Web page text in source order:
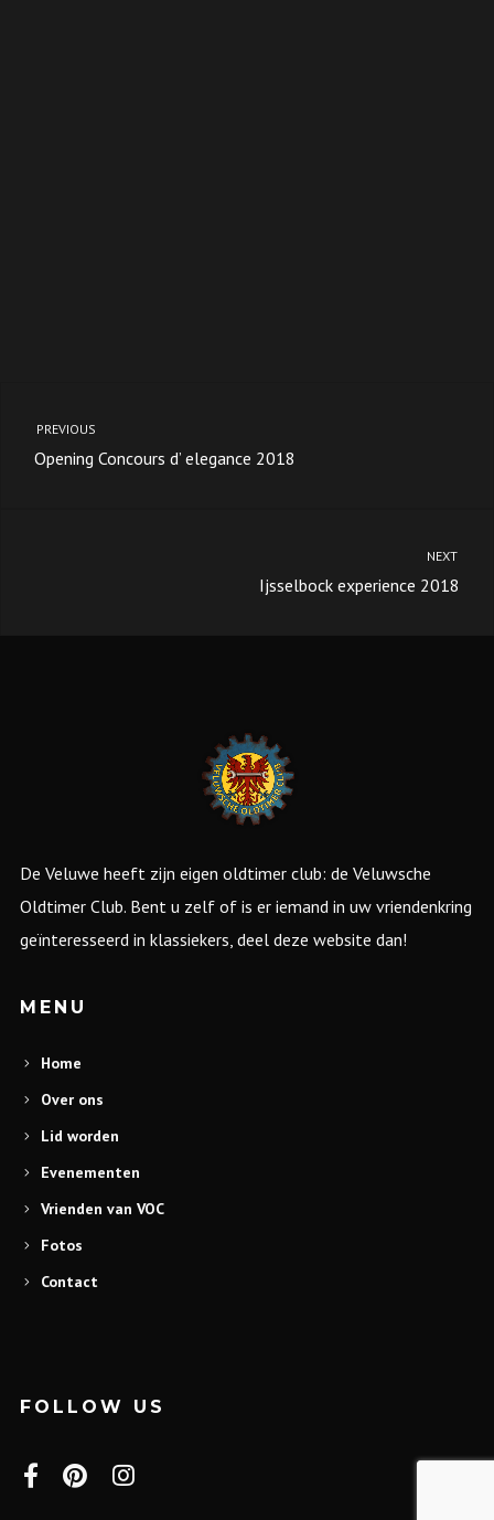
PREVIOUS
Opening Concours d’ elegance 2018
NEXT
Ijsselbock experience 2018
De Veluwe heeft zijn eigen oldtimer club: de Veluwsche
Oldtimer Club. Bent u zelf of is er iemand in uw vriendenkring
geïnteresseerd in klassiekers, deel deze website dan!
MENU
Home
Over ons
Lid worden
Evenementen
Vrienden van VOC
Fotos
Contact
FOLLOW US